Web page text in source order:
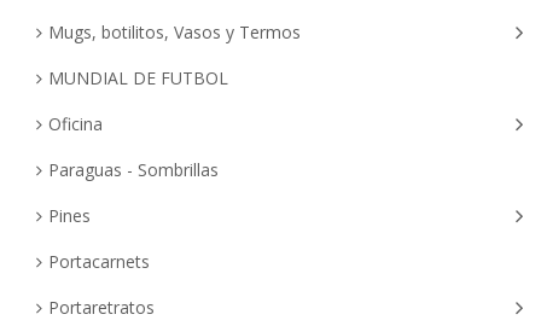
Mugs, botilitos, Vasos y Termos
MUNDIAL DE FUTBOL
Oficina
Paraguas - Sombrillas
Pines
Portacarnets
Portaretratos